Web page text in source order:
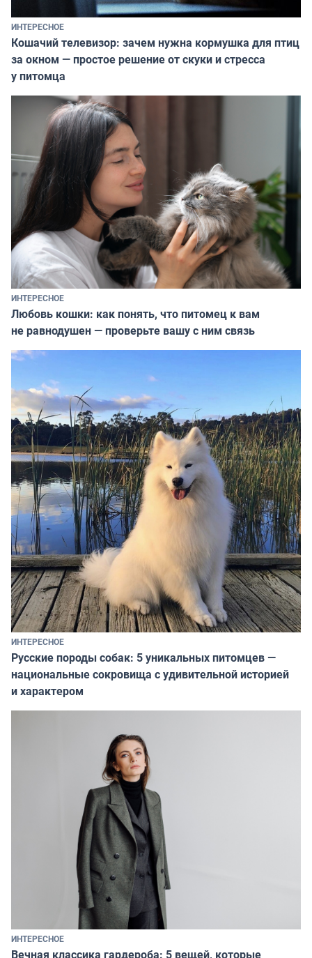
ИНТЕРЕСНОЕ
Кошачий телевизор: зачем нужна кормушка для птиц
за окном — простое решение от скуки и стресса
у питомца
ИНТЕРЕСНОЕ
Любовь кошки: как понять, что питомец к вам
не равнодушен — проверьте вашу с ним связь
ИНТЕРЕСНОЕ
Русские породы собак: 5 уникальных питомцев —
национальные сокровища с удивительной историей
и характером
ИНТЕРЕСНОЕ
Вечная классика гардероба: 5 вещей, которые